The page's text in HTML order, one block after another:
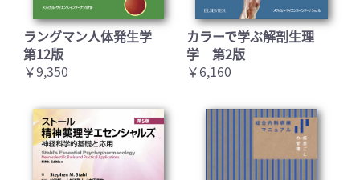
ラングマン人体発生学
第12版
￥9,350
カラーで学ぶ解剖生理
学 第2版
￥6,160